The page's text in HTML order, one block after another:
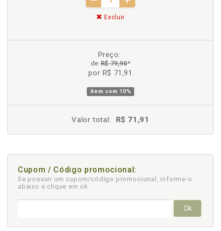
Excluir
Preço:
deR$ 79,90*
por R$ 71,91
item com 10%
Valor total: R$ 71,91
Cupom / Código promocional:
Se possuir um cupom/código promocional, informe-o
abaixo e clique em ok
Ok